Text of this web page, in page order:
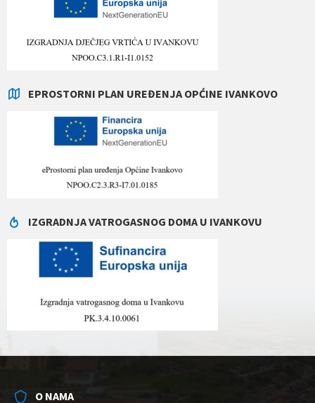
EPROSTORNI PLAN UREĐENJA OPĆINE IVANKOVO
IZGRADNJA VATROGASNOG DOMA U IVANKOVU
O NAMA